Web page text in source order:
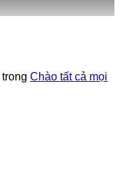
trong Chào tất cả mọi